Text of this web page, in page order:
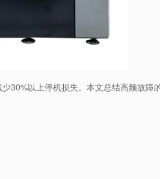
30%以上停机损失。本文总结高频故障